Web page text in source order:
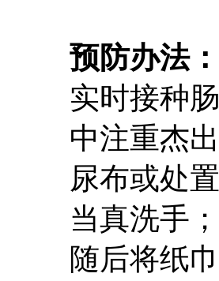
预防办法：
实时接种
中注重杰
尿布或处
当真洗手
随后将纸